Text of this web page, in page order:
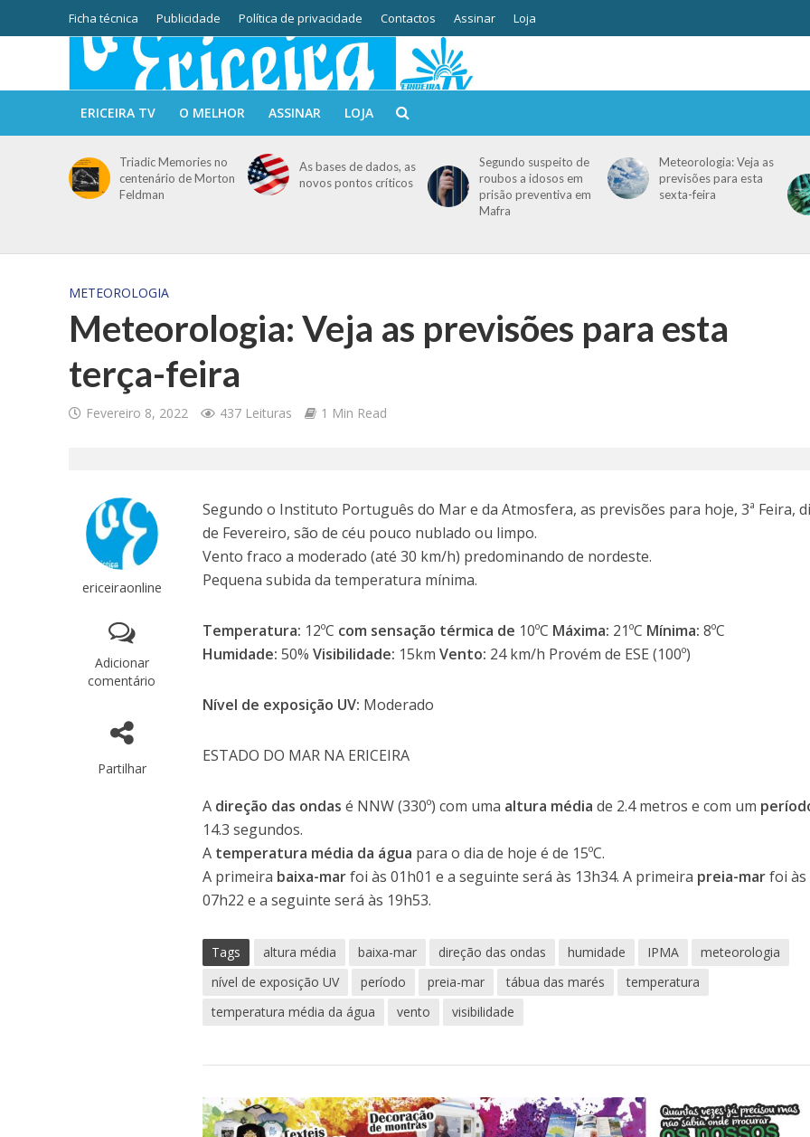
Ficha técnica Publicidade Política de privacidade Contactos Assinar Loja
ERICEIRA TV O MELHOR ASSINAR LOJA
Triadic Memories no
centenário de Morton
Feldman
As bases de dados, as
novos pontos críticos
Segundo suspeito de
roubos a idosos em
prisão preventiva em
Mafra
Meteorologia: Veja as
previsões para esta
sexta-feira
METEOROLOGIA
Meteorologia: Veja as previsões para esta
terça-feira
Fevereiro 8, 2022 437 Leituras 1 Min Read
ericeiraonline
Adicionar
comentário
Partilhar
Segundo o Instituto Português do Mar e da Atmosfera, as previsões para hoje, 3ª Feira,
de Fevereiro, são de céu pouco nublado ou limpo.
Vento fraco a moderado (até 30 km/h) predominando de nordeste.
Pequena subida da temperatura mínima.
Temperatura: 12ºC com sensação térmica de 10ºC Máxima: 21ºC Mínima:8ºC
Humidade: 50%Visibilidade: 15kmVento: 24 km/h Provém de ESE (100º)
Nível de exposição UV: Moderado
ESTADO DO MAR NA ERICEIRA
A direção das ondas é NNW (330º) com uma altura médiade 2.4 metros e com um
14.3 segundos.
A temperatura média da água para o dia de hoje é de 15ºC.
A primeira baixa-marfoi às 01h01 e a seguinte será às 13h34. A primeira preia-marfoi às
07h22 e a seguinte será às 19h53.
Tags altura média baixa-mar direção das ondas humidade IPMA
meteorologia
nível de exposição UV
período preia-mar tábua das marés
temperatura
temperatura média da água
vento visibilidade